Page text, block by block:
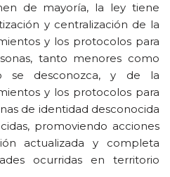
de mayoría, la ley tiene
y centralización de la
y los protocolos para
tanto menores como
se desconozca, y de la
y los protocolos para
de identidad desconocida
promoviendo acciones
actualizada y completa
ocurridas en territorio